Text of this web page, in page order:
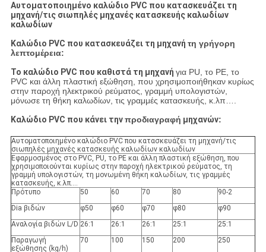
Αυτοματοποιημένο καλώδιο PVC που κατασκευάζει τη
μηχανή/τις σιωπηλές μηχανές κατασκευής καλωδίων
καλωδίων
Καλώδιο PVC που κατασκευάζει τη μηχανή τη γρήγορη
λεπτομέρεια:
Το καλώδιο PVC που καθιστά τη μηχανή για PU, το PE, το
PVC και άλλη πλαστική εξώθηση, που χρησιμοποιήθηκαν κυρίως
στην παροχή ηλεκτρικού ρεύματος, γραμμή υπολογιστών,
μόνωσε τη θήκη καλωδίων, τις γραμμές κατασκευής, κ.λπ….
Καλώδιο PVC που κάνει τηνπροδιαγραφή μηχανών:
Αυτοματοποιημένο καλώδιο PVC που κατασκευάζει τη μηχανή/τις
σιωπηλές μηχανές κατασκευής καλωδίων καλωδίων
Εφαρμοσμένος στο PVC, PU, το PE και άλλη πλαστική εξώθηση, που
χρησιμοποιούνται κυρίως στην παροχή ηλεκτρικού ρεύματος, τη
γραμμή υπολογιστών, τη μονωμένη θήκη καλωδίων, τις γραμμές
κατασκευής, κ.λπ….
Πρότυπο
50 60 70 80
90-2
Dia βιδών
φ50 φ60 φ70 φ80
φ90
Αναλογία βιδών L/D 26:1 26:1 26:1 25:1
25:1
Παραγωγή
εξώθησης (kg/h)
70 100 150 200 250